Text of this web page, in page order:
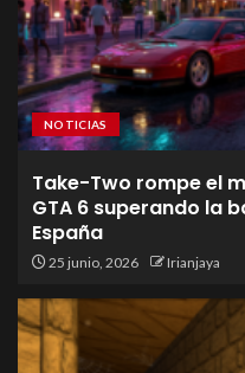
NOTICIAS
Take-Two rompe el
GTA 6 superando la
España
25 junio, 2026 Irianjaya